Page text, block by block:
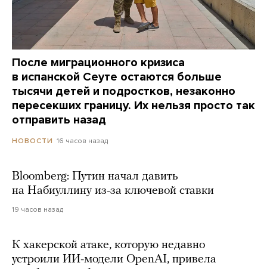
После миграционного кризиса
в испанской Сеуте остаются больше
тысячи детей и подростков, незаконно
пересекших границу. Их нельзя просто так
отправить назад
НОВОСТИ 16 часов назад
Bloomberg: Путин начал давить
на Набиуллину из-за ключевой ставки
19 часов назад
К хакерской атаке, которую недавно
устроили ИИ-модели OpenAI, привела